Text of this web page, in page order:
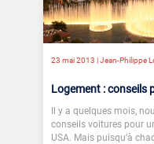
23 mai 2013 |Jean-Philippe
Logement : conseils
Il y a quelques mois,
conseils voitures pour
USA. Mais puisqu’à